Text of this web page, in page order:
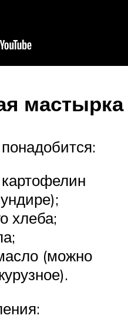
мастырка
хлеба;
(можно